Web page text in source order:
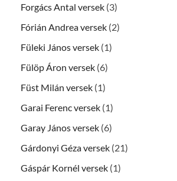
Forgács Antal versek (3)
Fórián Andrea versek (2)
Füleki János versek (1)
Fülöp Áron versek (6)
Füst Milán versek (1)
Garai Ferenc versek (1)
Garay János versek (6)
Gárdonyi Géza versek (21)
Gáspár Kornél versek (1)